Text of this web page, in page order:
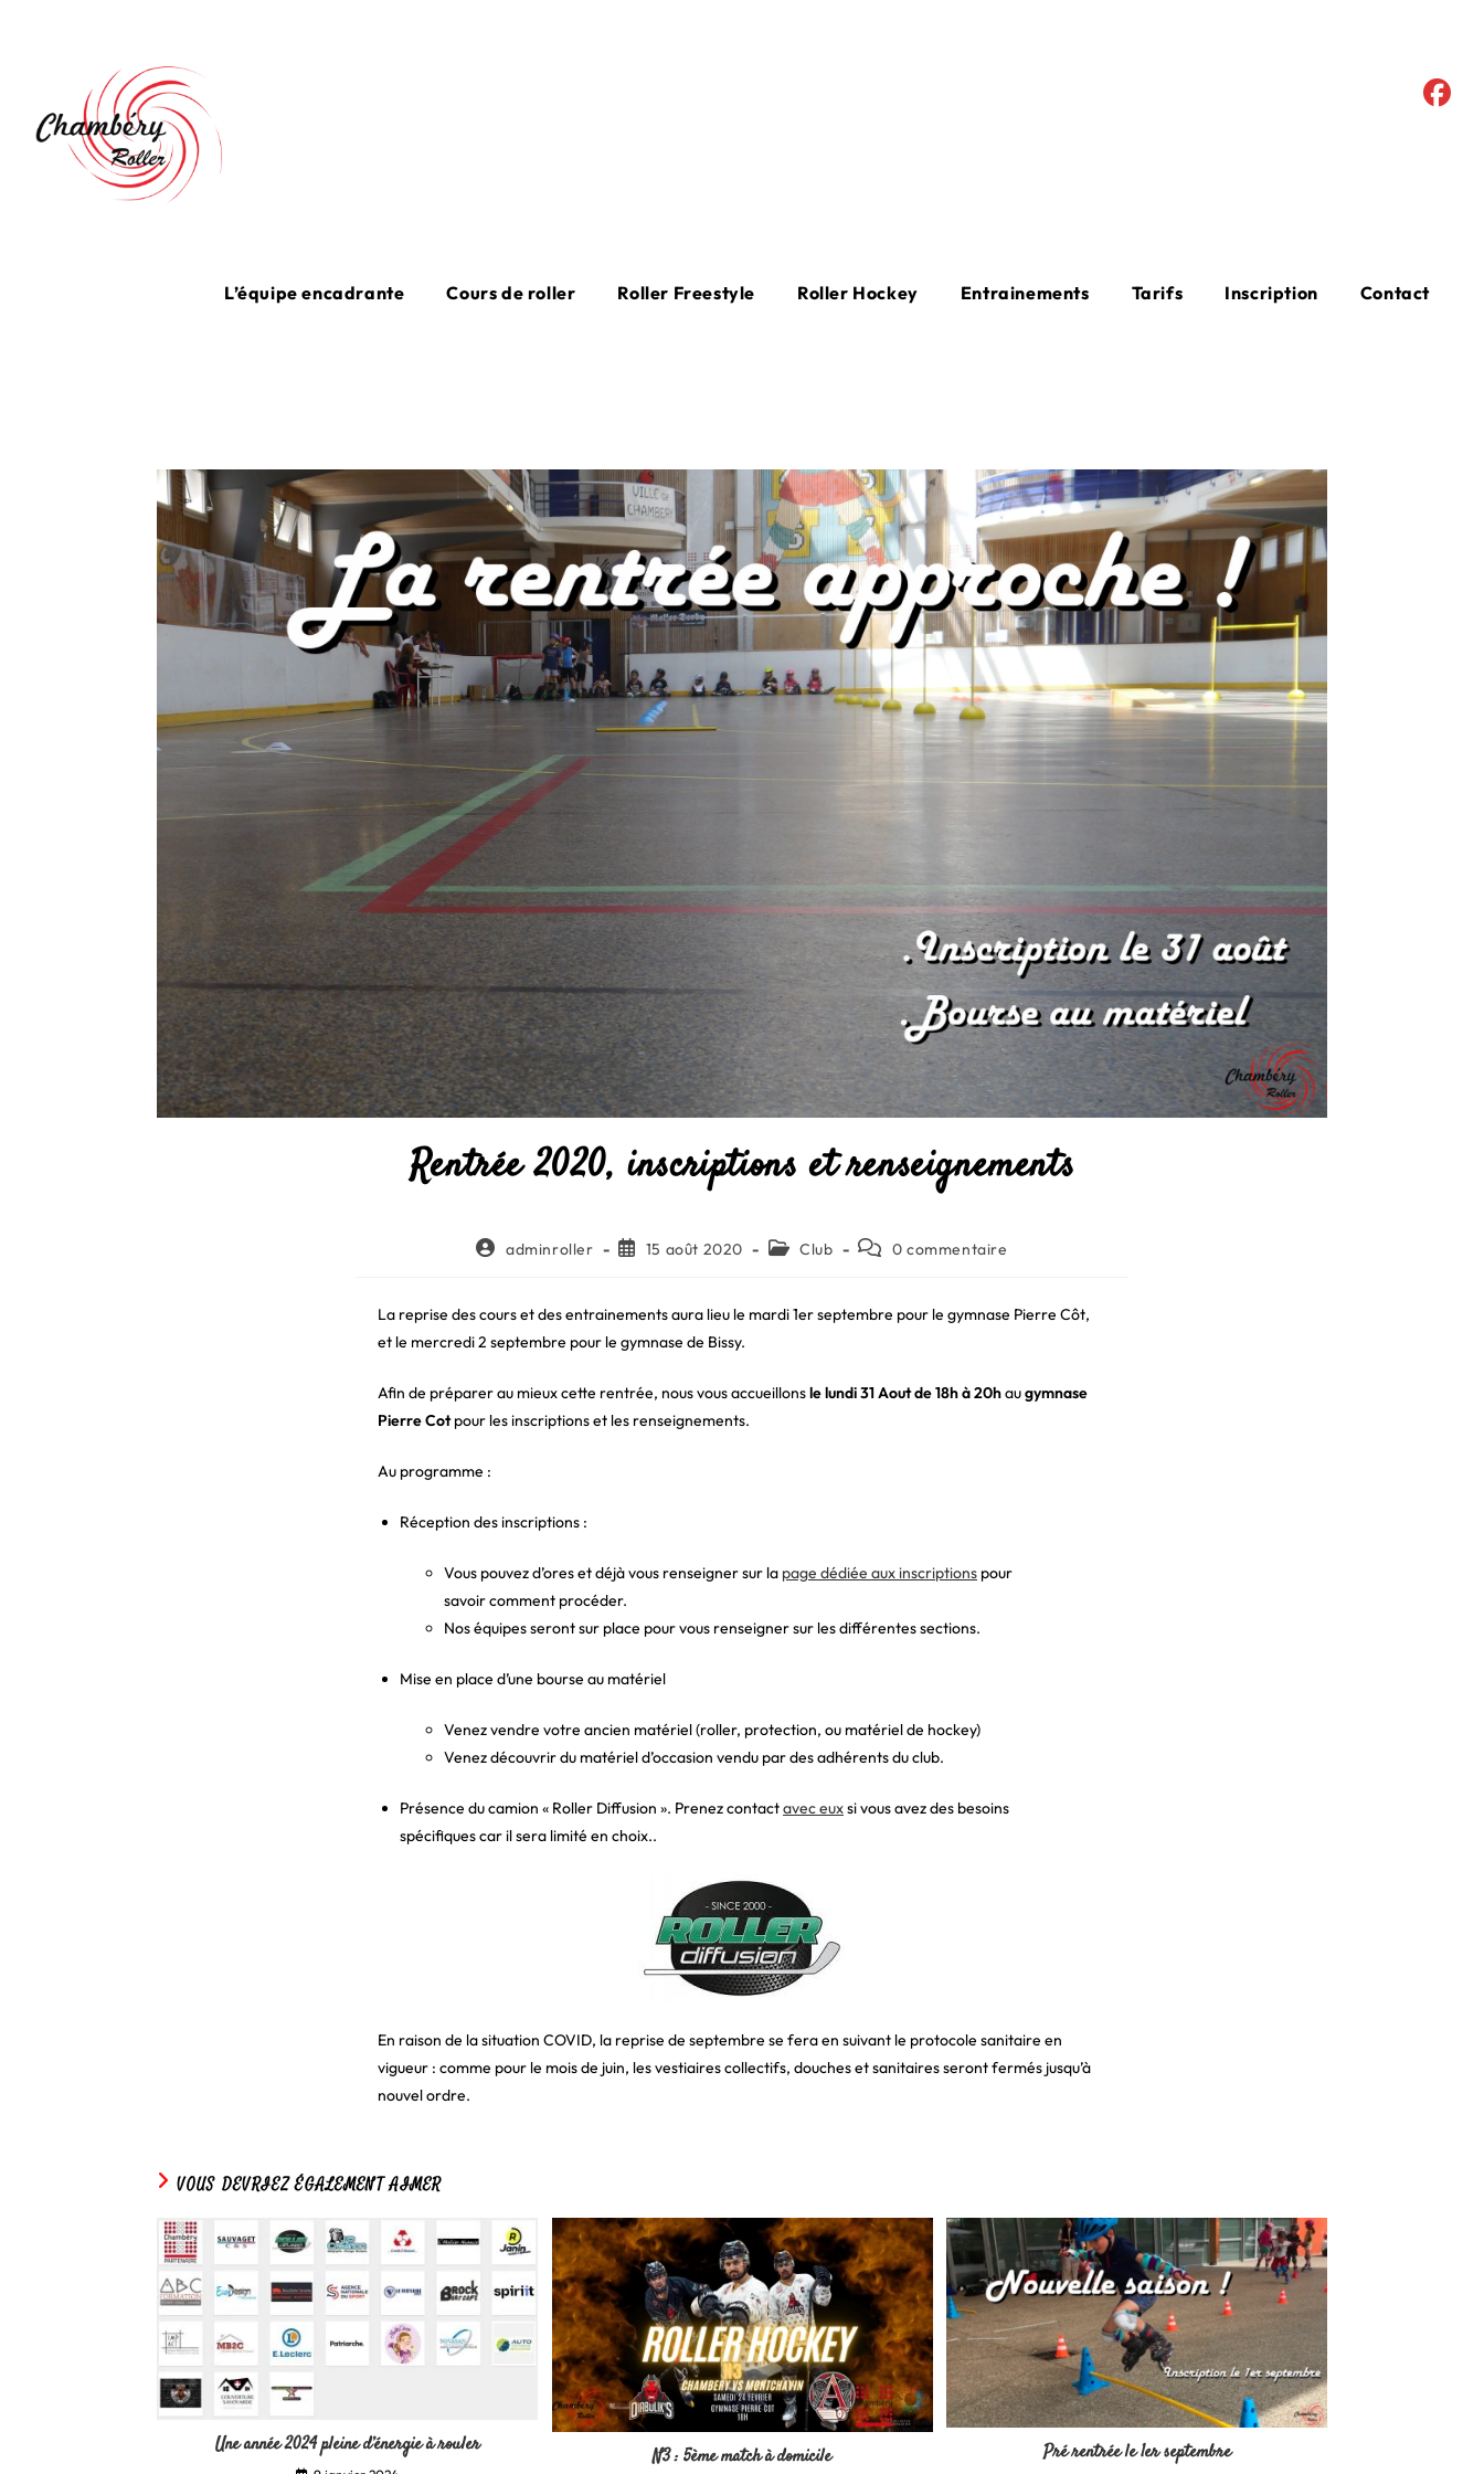
L’équipe encadrante Cours de roller Roller Freestyle Roller Hockey Entrainements Tarifs Inscription Contact
Rentrée 2020, inscriptions et renseignements
Auteur/autrice
publication :
adminroller
Publication
15 août 2020
Post Club
Commentaires
publication :
0 commentaire
La reprise des cours et des entrainements aura lieu le mardi 1er septembre pour le gymnase Pierre Côt,
et le mercredi 2 septembre pour le gymnase de Bissy.
Afin de préparer au mieux cette rentrée, nous vous accueillonsle lundi 31 Aout de 18h à 20haugymnase
Pierre Cotpour les inscriptions et les renseignements.
Au programme :
Réception des inscriptions :
Vous pouvez d’ores et déjà vous renseigner sur la page dédiée aux inscriptions pour
savoir comment procéder.
Nos équipes seront sur place pour vous renseigner sur les différentes sections.
Mise en place d’une bourse au matériel
Venez vendre votre ancien matériel (roller, protection, ou matériel de hockey)
Venez découvrir du matériel d’occasion vendu par des adhérents du club.
Présence du camion « Roller Diffusion ». Prenez contactavec euxsi vous avez des besoins
spécifiques car il sera limité en choix..
En raison de la situation COVID, la reprise de septembre se fera en suivant le protocole sanitaire en
vigueur : comme pour le mois de juin, les vestiaires collectifs, douches et sanitaires seront fermés jusqu’à
nouvel ordre.
VOUS DEVRIEZ ÉGALEMENT AIMER
Une année 2024 pleine d’énergie à rouler N3 : 5ème match à domicile Pré rentrée le 1er septembre